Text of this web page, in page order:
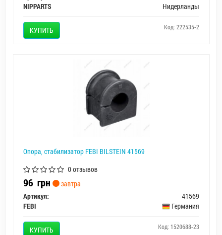
NIPPARTS
Нидерланды
КУПИТЬ Код: 222535-2
Опора, стабилизатор FEBI BILSTEIN 41569
0 отзывов
96 грн
завтра
Артикул:
41569
FEBI
Германия
КУПИТЬ Код: 1520688-23